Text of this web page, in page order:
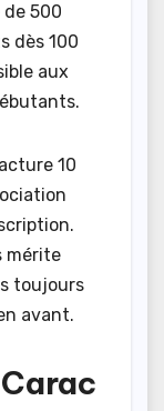
de 500
dès 100
aux
10
mérite
toujours
avant.